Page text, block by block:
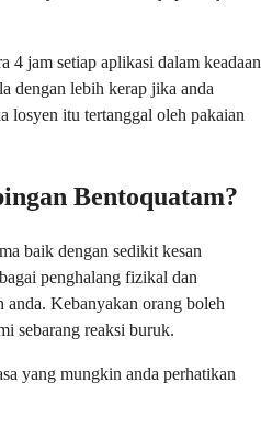
4 jam setiap aplikasi dalam keadaan
dengan lebih kerap jika anda
losyen itu tertanggal oleh pakaian
Bentoquatam?
baik dengan sedikit kesan
penghalang fizikal dan
anda. Kebanyakan orang boleh
sebarang reaksi buruk.
yang mungkin anda perhatikan